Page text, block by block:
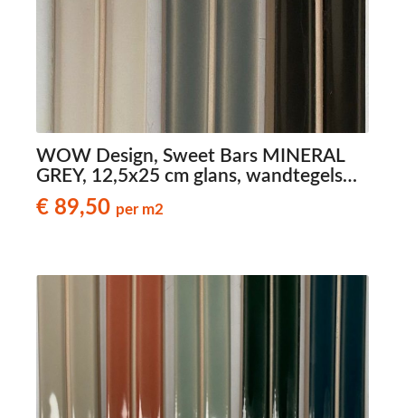
WOW Design, Sweet Bars MINERAL
GREY, 12,5x25 cm glans, wandtegels
met reliëf
€ 89,50 per m2